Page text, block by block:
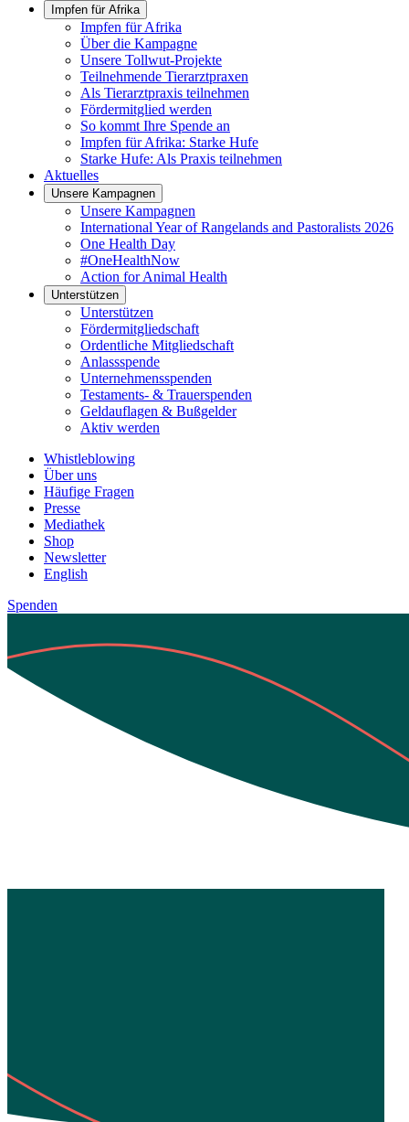
Impfen für Afrika
Impfen für Afrika
Über die Kampagne
Unsere Tollwut-Projekte
Teilnehmende Tierarztpraxen
Als Tierarztpraxis teilnehmen
Fördermitglied werden
So kommt Ihre Spende an
Impfen für Afrika: Starke Hufe
Starke Hufe: Als Praxis teilnehmen
Aktuelles
Unsere Kampagnen
Unsere Kampagnen
International Year of Rangelands and Pastoralists 2026
One Health Day
#OneHealthNow
Action for Animal Health
Unterstützen
Unterstützen
Fördermitgliedschaft
Ordentliche Mitgliedschaft
Anlassspende
Unternehmensspenden
Testaments- & Trauerspenden
Geldauflagen & Bußgelder
Aktiv werden
Whistleblowing
Über uns
Häufige Fragen
Presse
Mediathek
Shop
Newsletter
English
Spenden